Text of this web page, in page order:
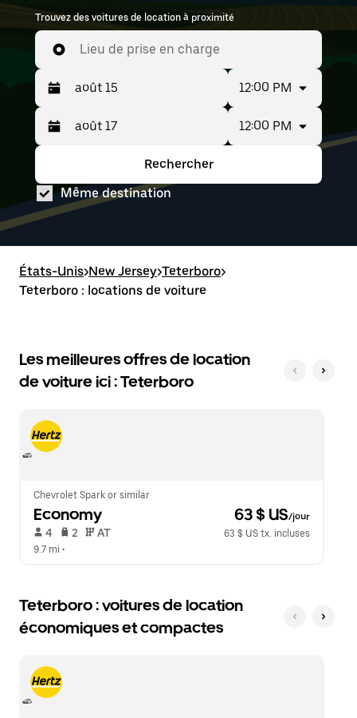
Trouvez des voitures de location à proximité
Lieu de prise en charge
Appuyez
sur
la
vers
le
bas
le
calendrier
et
Appuyez
la
pour
fermer
Période
sélectionnée :
août
au août
17
12:00 PM
sur
la
flèche
vers
pour
interagir
avec
sélectionner
une
date.
la
touche
d'échappement
le
calendrier.
sélectionnée :
août
15
au août
12:00 PM
Rechercher
Même destination
États-Unis>New Jersey>Teterboro>
Teterboro : locations de voiture
Les meilleures offres de location
de voiture ici : Teterboro
Chevrolet Spark or similar
Economy 63 $ US/jour
4 2 AT
63 $ US tx. incluses
9.7 mi •
Teterboro : voitures de location
économiques et compactes